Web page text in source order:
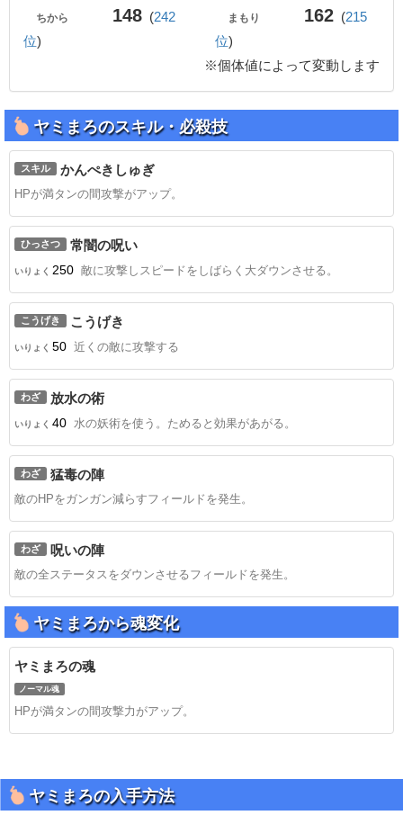
ちから 148 (242
位)
まもり 162 (215
位)
※個体値によって変動します
ヤミまろのスキル・必殺技
スキル かんぺきしゅぎ
HPが満タンの間攻撃がアップ。
ひっさつ 常闇の呪い
いりょく 250 敵に攻撃しスピードをしばらく大ダウンさせる。
こうげき こうげき
いりょく 50 近くの敵に攻撃する
わざ 放水の術
いりょく 40 水の妖術を使う。ためると効果があがる。
わざ 猛毒の陣
敵のHPをガンガン減らすフィールドを発生。
わざ 呪いの陣
敵の全ステータスをダウンさせるフィールドを発生。
ヤミまろから魂変化
ヤミまろの魂
ノーマル魂
HPが満タンの間攻撃力がアップ。
ヤミまろの入手方法